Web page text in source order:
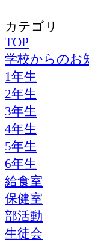
カテゴリ
TOP
学校からのお
1年生
2年生
3年生
4年生
5年生
6年生
給食室
保健室
部活動
生徒会